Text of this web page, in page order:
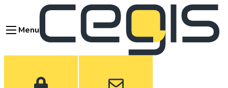
contenuMenu